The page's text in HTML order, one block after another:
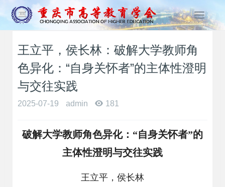
T
o
l
e
g
a
王立平，侯长林：破解大学教师角
色异化：“自身关怀者”的主体性澄明
与交往实践
2025-07-19 admin 181
破解大学教师角色异化：“自身关怀者”的
主体性澄明与交往实践
王立平，侯长林